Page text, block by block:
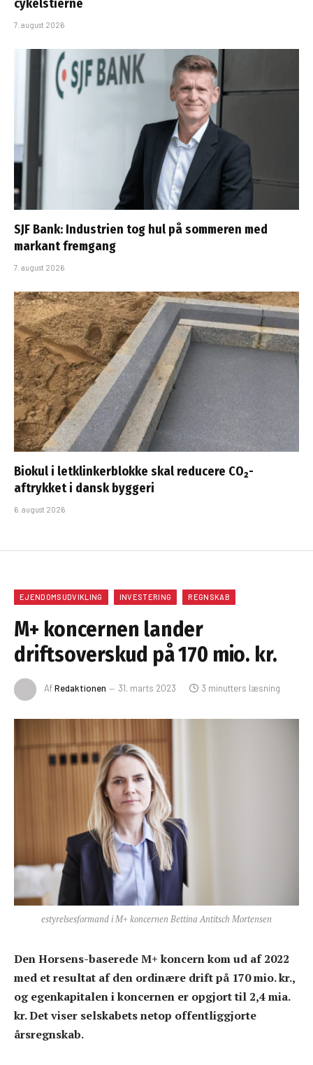
cykelstierne
7. august 2026
SJF Bank: Industrien tog hul på sommeren med
markant fremgang
7. august 2026
Biokul i letklinkerblokke skal reducere CO₂-
aftrykket i dansk byggeri
6. august 2026
EJENDOMSUDVIKLING INVESTERING REGNSKAB
M+ koncernen lander
driftsoverskud på 170 mio. kr.
AfRedaktionen 31. marts 2023 3 minutters læsning
estyrelsesformand i M+ koncernen Bettina Antitsch Mortensen
Den Horsens-baserede M+ koncern kom ud af 2022
med et resultat af den ordinære drift på 170 mio. kr.,
og egenkapitalen i koncernen er opgjort til 2,4 mia.
kr. Det viser selskabets netop offentliggjorte
årsregnskab.